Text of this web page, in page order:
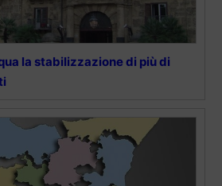
la stabilizzazione di più di